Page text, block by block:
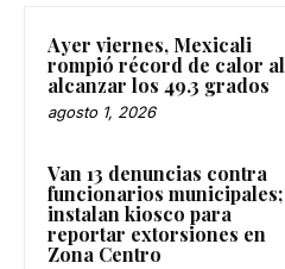
Ayer viernes, Mexicali
rompió récord de calor al
alcanzar los 49.3 grados
agosto 1, 2026
Van 13 denuncias contra
funcionarios municipales;
instalan kiosco para
reportar extorsiones en
Zona Centro